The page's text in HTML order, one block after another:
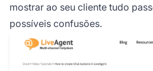
mostrar ao seu cliente tudo
possíveis confusões.